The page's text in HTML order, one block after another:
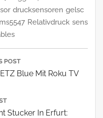
drucksensoren gelsc
ms5547 Relativdruck sens
POST
Blue Mit Roku TV
Stucker In Erfurt: